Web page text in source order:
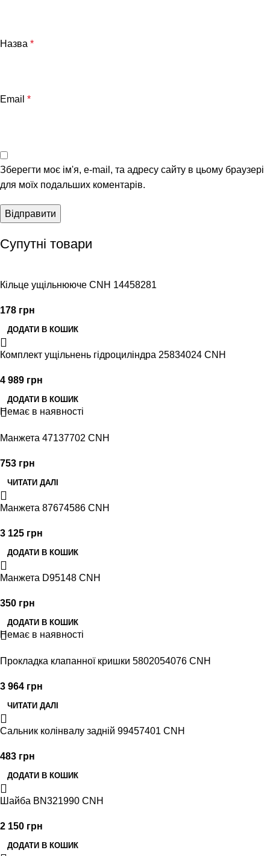
Назва *
Email *
Зберегти моє ім'я, e-mail, та адресу сайту в цьому браузері
для моїх подальших коментарів.
Супутні товари
Кільце ущільнююче CNH 14458281
178 грн
ДОДАТИ В КОШИК
Комплект ущільнень гідроциліндра 25834024 CNH
4 989 грн
ДОДАТИ В КОШИК
Немає в наявності
Манжета 47137702 CNH
753 грн
ЧИТАТИ ДАЛІ
Манжета 87674586 CNH
3 125 грн
ДОДАТИ В КОШИК
Манжета D95148 CNH
350 грн
ДОДАТИ В КОШИК
Немає в наявності
Прокладка клапанної кришки 5802054076 CNH
3 964 грн
ЧИТАТИ ДАЛІ
Сальник колінвалу задній 99457401 CNH
483 грн
ДОДАТИ В КОШИК
Шайба BN321990 CNH
2 150 грн
ДОДАТИ В КОШИК